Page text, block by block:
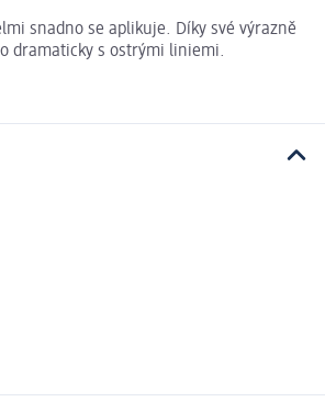
snadno se aplikuje. Díky své výrazně
dramaticky s ostrými liniemi.